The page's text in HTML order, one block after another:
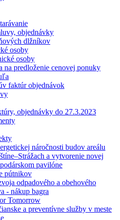
objednávky
dlžníkov
osoby
osoby
predloženie cenovej ponuky
faktúr objednávok
objednávky do 27.3.2023
náročnosti budov areálu
a vytvorenie novej
pavilóne
pútnikov
odpadového a obehového
- nákup bagra
Tomorrow
a preventívne služby v meste